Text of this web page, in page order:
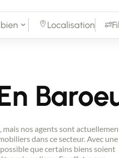
Localisation
mais nos agents sont
dans ce secteur. Avec une
que certains biens soient